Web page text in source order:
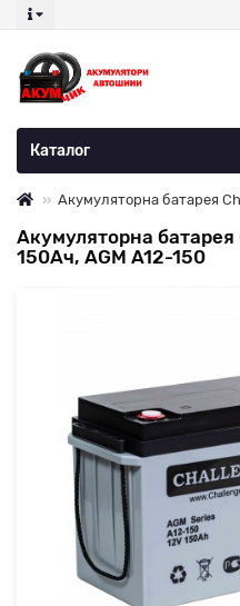
Каталог
Акумуляторна батарея
Акумуляторна
150Ач, AGM A12-150